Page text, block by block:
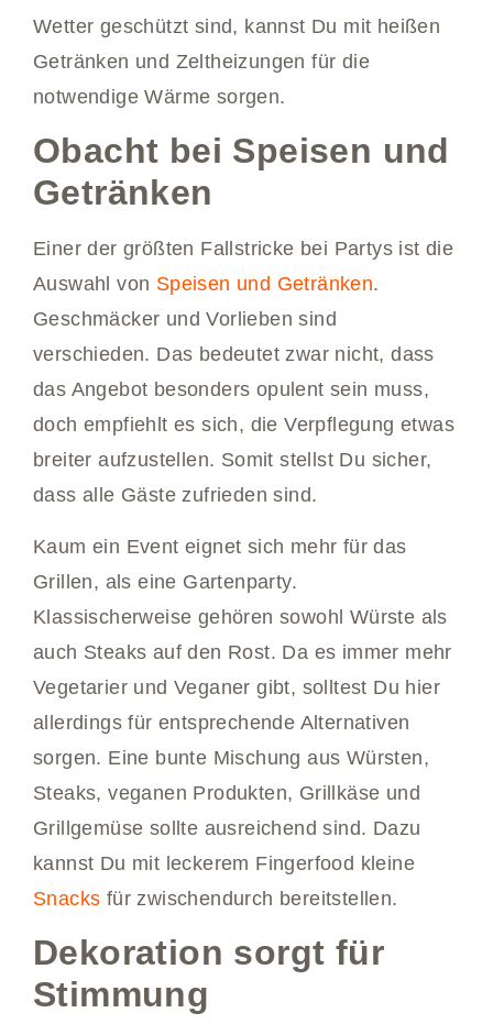
Wetter geschützt sind, kannst Du mit heißen
Getränken und Zeltheizungen für die
notwendige Wärme sorgen.
Obacht bei Speisen und
Getränken
Einer der größten Fallstricke bei Partys ist die
Auswahl von Speisen und Getränken.
Geschmäcker und Vorlieben sind
verschieden. Das bedeutet zwar nicht, dass
das Angebot besonders opulent sein muss,
doch empfiehlt es sich, die Verpflegung etwas
breiter aufzustellen. Somit stellst Du sicher,
dass alle Gäste zufrieden sind.
Kaum ein Event eignet sich mehr für das
Grillen, als eine Gartenparty.
Klassischerweise gehören sowohl Würste als
auch Steaks auf den Rost. Da es immer mehr
Vegetarier und Veganer gibt, solltest Du hier
allerdings für entsprechende Alternativen
sorgen. Eine bunte Mischung aus Würsten,
Steaks, veganen Produkten, Grillkäse und
Grillgemüse sollte ausreichend sind. Dazu
kannst Du mit leckerem Fingerfood kleine
Snacks für zwischendurch bereitstellen.
Dekoration sorgt für
Stimmung